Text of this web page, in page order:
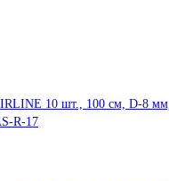
10 шт., 100 см, D-8 мм,
R-17